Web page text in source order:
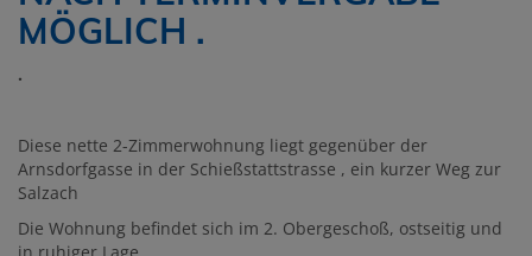
MÖGLICH .
.
Diese nette 2-Zimmerwohnung liegt gegenüber der
Arnsdorfgasse in der Schießstattstrasse , ein kurzer Weg zur
Salzach
Die Wohnung befindet sich im 2. Obergeschoß, ostseitig und